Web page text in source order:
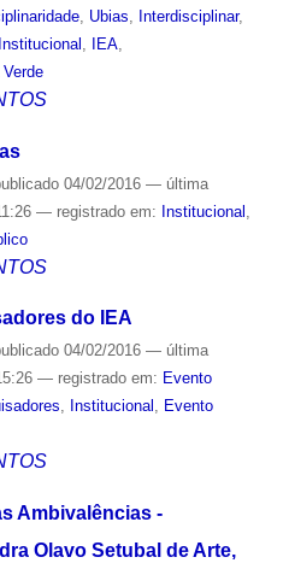
, Ubias, Interdisciplinar,
Institucional , IEA,
04/02/2016 — última
— registrado em: Institucional
do IEA
04/02/2016 — última
— registrado em: Evento
, Institucional , Evento
Ambivalências -
Olavo Setubal de Arte,